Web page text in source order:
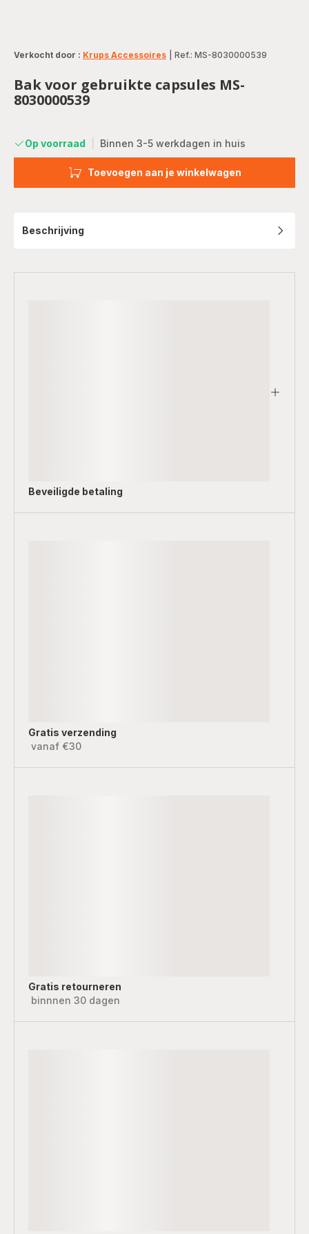
Verkocht door : Krups Accessoires Ref.: MS-8030000539
Bak voor gebruikte capsules MS-
8030000539
Op voorraad Binnen 3-5 werkdagen in huis
Toevoegen aan je winkelwagen
Beschrijving
Beveiligde betaling
Gratis verzending
vanaf €30
Gratis retourneren
binnnen 30 dagen